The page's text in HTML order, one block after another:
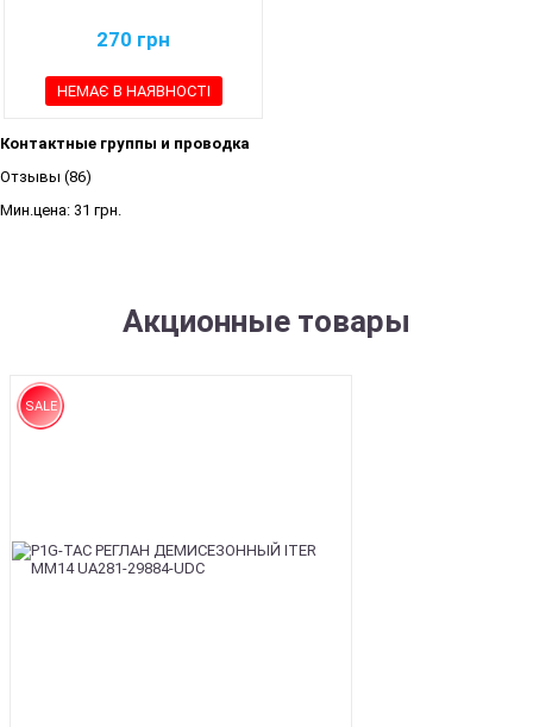
270 грн
НЕМАЄ В НАЯВНОСТІ
Контактные группы и проводка
Отзывы (86)
Мин.цена: 31 грн.
Акционные товары
SALE